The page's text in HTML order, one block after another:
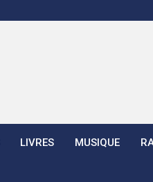
LIVRES MUSIQUE